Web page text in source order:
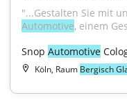
Automotive, einem
Snop Automotive
Köln, Raum Bergisch